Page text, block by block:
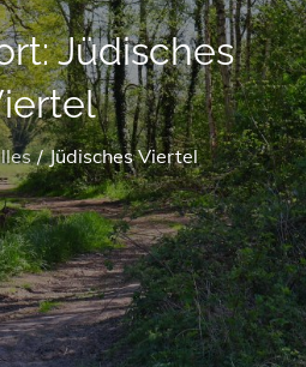
Jüdisches
Jüdisches Viertel